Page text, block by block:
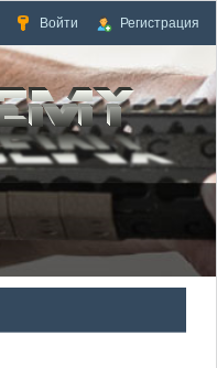
Войти Регистрация